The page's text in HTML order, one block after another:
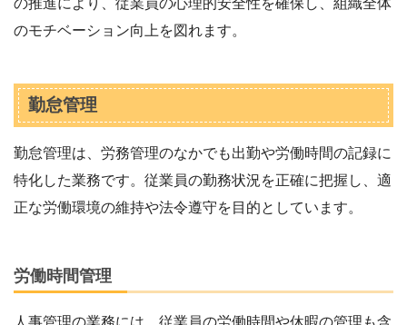
の推進により、従業員の心理的安全性を確保し、組織全体
のモチベーション向上を図れます。
勤怠管理
勤怠管理は、労務管理のなかでも出勤や労働時間の記録に
特化した業務です。従業員の勤務状況を正確に把握し、適
正な労働環境の維持や法令遵守を目的としています。
労働時間管理